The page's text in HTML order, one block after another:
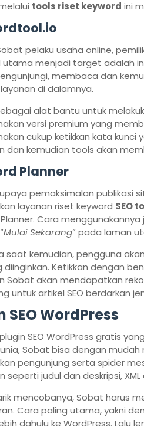
tools riset keyword ini
pelaku usaha online,
menjadi target adalah
membaca dan
di dalamnya.
alat bantu untuk
versi premium yang
cukup ketikkan kata kunci
dan kemudian tools akan
Planner
pemaksimalan publikasi
layanan riset keyword SEO
Cara
Mulai Sekarang” pada laman
saat kemudian, pengguna
Ketikkan dengan
Sobat akan mendapatkan
untuk artikel SEO berdarkan
SEO WordPress
SEO WordPress gratis
Sobat bisa dengan
pengunjung serta spider
seperti judul dan deskripsi,
mencobanya, Sobat harus
Cara paling utama, yakni
dahulu ke WordPress. Lalu